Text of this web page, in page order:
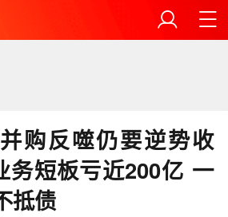
购反噬仍要逆势收
务短板亏近200亿 一
抵债